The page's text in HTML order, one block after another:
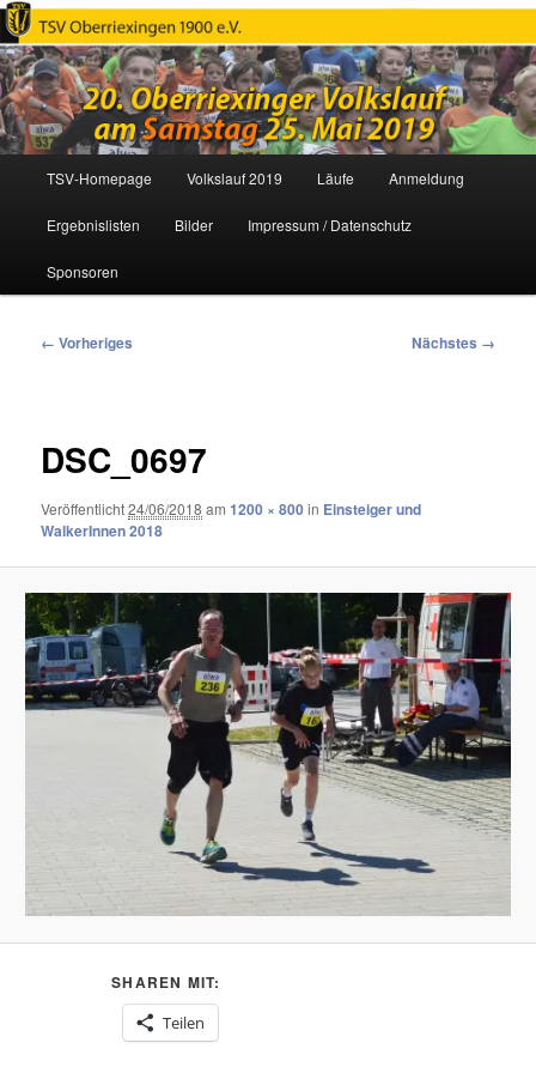
Oberriexinger Volkslauf
Zum
primären
Inhalt
springen
TSV-Homepage Volkslauf 2019 Läufe Anmeldung
Ergebnislisten Bilder Impressum / Datenschutz
Sponsoren
Bilder-
← Vorheriges Nächstes →
DSC_0697
Veröffentlicht24/06/2018 am1200 × 800in Einsteiger und
WalkerInnen 2018
SHAREN MIT:
Teilen